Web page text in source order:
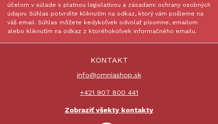
účelom v súlade s platnou legislatívou a zásadami ochrany osobných
údajov. Súhlas potvrdíte kliknutím na odkaz, ktorý vám pošleme na
váš email. Súhlas môžete kedykoľvek odvolať písomne, emailom
alebo kliknutím na odkaz z ktoréhokoľvek informačného emailu.
KONTAKT
info@omniashop.sk
+421 907 800 441
Zobraziť všekty kontakty